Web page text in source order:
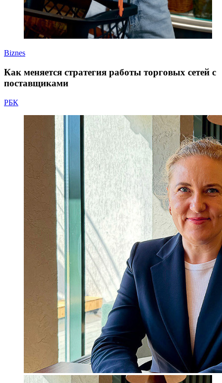
Biznes
Как меняется стратегия работы торговых сетей с
поставщиками
РБК